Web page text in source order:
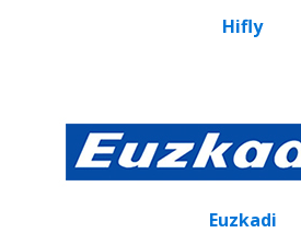
Hifly
Euzkadi